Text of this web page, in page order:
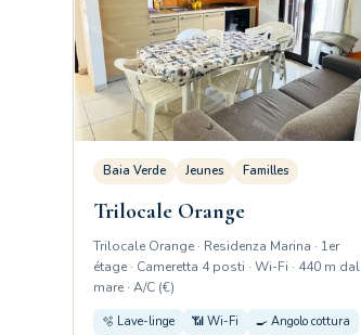
Baia Verde Jeunes Familles
Trilocale Orange
Trilocale Orange · Residenza Marina · 1er
étage · Cameretta 4 posti · Wi-Fi · 440 m dal
mare · A/C (€)
🫧 Lave-linge 📶 Wi-Fi
🍳 Angolo cottura